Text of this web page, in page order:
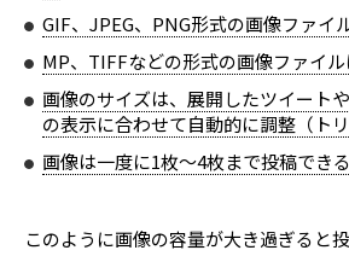
GIF、JPEG、PNG形式の画像ファイ
MP、TIFFなどの形式の画像ファイ
画像のサイズは、展開したツイート
の表示に合わせて自動的に調整（ト
画像は一度に1枚～4枚まで投稿できる
このように画像の容量が大き過ぎると